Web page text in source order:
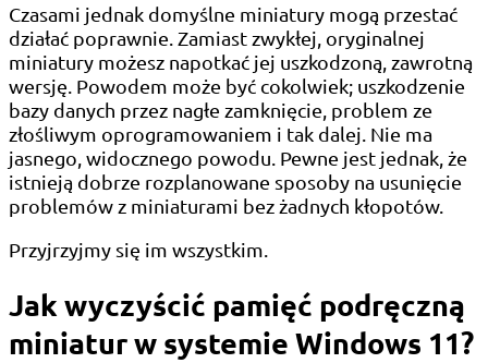
Czasami jednak domyślne miniatury mogą przestać
działać poprawnie. Zamiast zwykłej, oryginalnej
miniatury możesz napotkać jej uszkodzoną, zawrotną
wersję. Powodem może być cokolwiek; uszkodzenie
bazy danych przez nagłe zamknięcie, problem ze
złośliwym oprogramowaniem i tak dalej. Nie ma
jasnego, widocznego powodu. Pewne jest jednak, że
istnieją dobrze rozplanowane sposoby na usunięcie
problemów z miniaturami bez żadnych kłopotów.
Przyjrzyjmy się im wszystkim.
Jak wyczyścić pamięć podręczną
miniatur w systemie Windows 11?